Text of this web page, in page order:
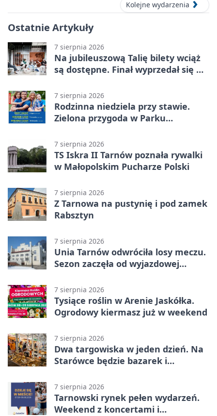
Kolejne wydarzenia
Ostatnie Artykuły
7 sierpnia 2026
Na jubileuszową Talię bilety wciąż
są dostępne. Finał wyprzedał się w
7 sierpnia 2026
Rodzinna niedziela przy stawie.
Zielona przygoda w Parku
7 sierpnia 2026
TS Iskra II Tarnów poznała rywalki
w Małopolskim Pucharze Polski
7 sierpnia 2026
Z Tarnowa na pustynię i pod zamek
Rabsztyn
7 sierpnia 2026
Unia Tarnów odwróciła losy meczu.
Sezon zaczęła od wyjazdowej
7 sierpnia 2026
Tysiące roślin w Arenie Jaskółka.
Ogrodowy kiermasz już w weekend
7 sierpnia 2026
Dwa targowiska w jeden dzień. Na
Starówce będzie bazarek i
7 sierpnia 2026
Tarnowski rynek pełen wydarzeń.
Weekend z koncertami i